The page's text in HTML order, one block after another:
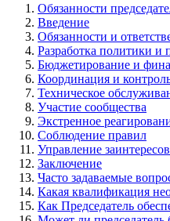
Обязанности
Введение
Обязанности и
Разработка политики и
Бюджетирование и
Координация и
Техническое
Участие сообщества
Экстренное
Соблюдение правил
Управление
Заключение
Часто задаваемые
Какая квалификация
Как Председатель